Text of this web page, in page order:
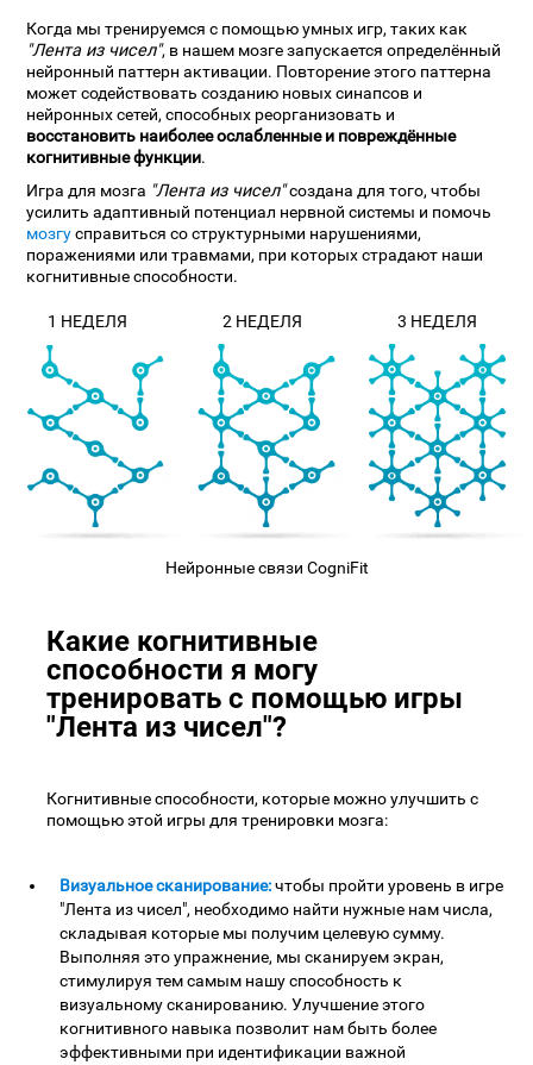
Когда мы тренируемся с помощью умных игр, таких как
"Лента из чисел", в нашем мозге запускается определённый
нейронный паттерн активации. Повторение этого паттерна
может содействовать созданию новых синапсов и
нейронных сетей, способных реорганизовать и
восстановить наиболее ослабленные и повреждённые
когнитивные функции.
Игра для мозга "Лента из чисел"создана для того, чтобы
усилить адаптивный потенциал нервной системы и помочь
мозгусправиться со структурными нарушениями,
поражениями или травмами, при которых страдают наши
когнитивные способности.
1 НЕДЕЛЯ 2 НЕДЕЛЯ 3 НЕДЕЛЯ
Нейронные связи CogniFit
Какие когнитивные
способности я могу
тренировать с помощью игры
"Лента из чисел"?
Когнитивные способности, которые можно улучшить с
помощью этой игры для тренировки мозга:
Визуальное сканирование:чтобы пройти уровень в игре
"Лента из чисел", необходимо найти нужные нам числа,
складывая которые мы получим целевую сумму.
Выполняя это упражнение, мы сканируем экран,
стимулируя тем самым нашу способность к
визуальному сканированию. Улучшение этого
когнитивного навыка позволит нам быть более
эффективными при идентификации важной